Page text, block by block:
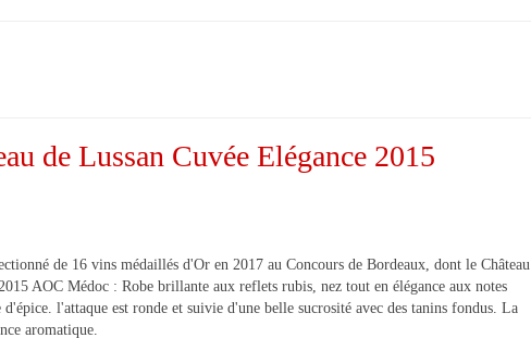
de Lussan Cuvée Elégance 2015
de 16 vins médaillés d'Or en 2017 au Concours de Bordeaux, dont le Château
AOC Médoc : Robe brillante aux reflets rubis, nez tout en élégance aux notes
d'épice. l'attaque est ronde et suivie d'une belle sucrosité avec des tanins fondus. La
aromatique.